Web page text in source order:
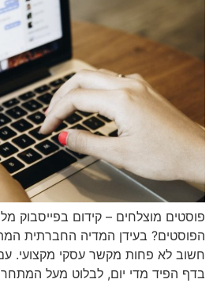
פוסטים מוצלחים – קידום בפייסבוק
הפוסטים? בעידן המדיה החברתית
חשוב לא פחות מקשר עסקי מקצועי. עם
בדף הפיד מדי יום, לבלוט מעל